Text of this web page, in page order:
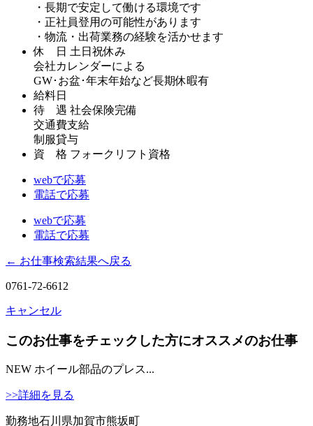
・長期で安定して働ける環境です
・正社員登用の可能性があります
・物流・出荷業務の経験を活かせます
休 日 土日祝休み
会社カレンダーによる
GW･お盆･年末年始など長期休暇有
給料日
待 遇 社会保険完備
交通費支給
制服貸与
資 格 フォークリフト資格
webで応募
電話で応募
webで応募
電話で応募
← お仕事検索結果へ戻る
0761-72-6612
キャンセル
このお仕事をチェックした方にオススメのお仕事
NEW ホイール部品のプレス...
>>詳細を見る
勤務地石川県加賀市熊坂町